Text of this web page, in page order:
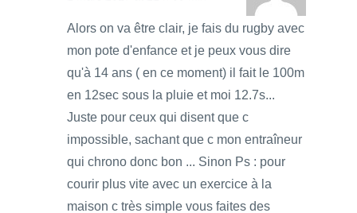
Alors on va être clair, je fais du rugby avec
mon pote d'enfance et je peux vous dire
qu'à 14 ans ( en ce moment) il fait le 100m
en 12sec sous la pluie et moi 12.7s...
Juste pour ceux qui disent que c
impossible, sachant que c mon entraîneur
qui chrono donc bon ... Sinon Ps : pour
courir plus vite avec un exercice à la
maison c très simple vous faites des